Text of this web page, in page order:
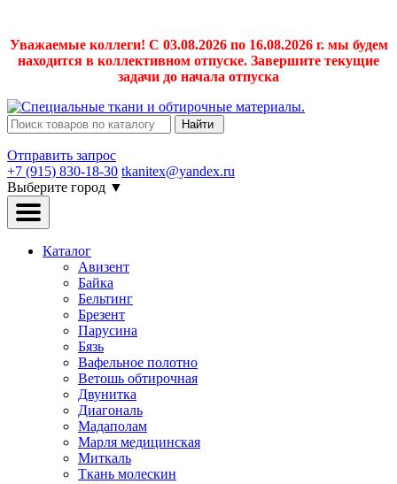
Уважаемые коллеги! С 03.08.2026 по 16.08.2026 г. мы будем
находится в коллективном отпуске. Завершите текущие
задачи до начала отпуска
Найти
Отправить запрос
+7 (915) 830-18-30 tkanitex@yandex.ru
Выберите город ▼
Каталог
Авизент
Байка
Бельтинг
Брезент
Парусина
Бязь
Вафельное полотно
Ветошь обтирочная
Двунитка
Диагональ
Мадаполам
Марля медицинская
Миткаль
Ткань молескин